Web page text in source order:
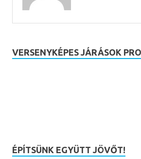
VERSENYKÉPES JÁRÁSOK
ÉPÍTSÜNK EGYÜTT JÖVŐT!